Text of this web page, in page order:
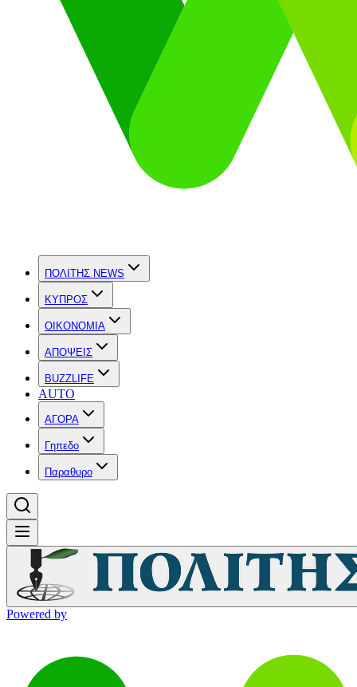
ΠΟΛΙΤΗΣ NEWS
ΚΥΠΡΟΣ
OIKONOMIA
ΑΠΟΨΕΙΣ
BUZZLIFE
AUTO
ΑΓΟΡΑ
Γηπεδο
Παραθυρο
Powered by